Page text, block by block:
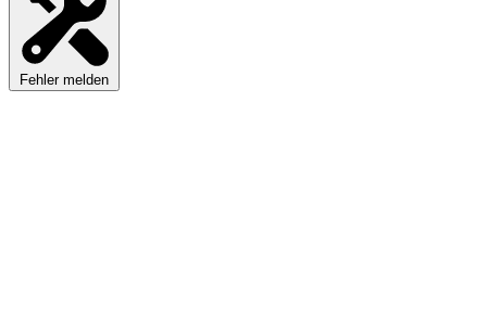
Fehler melden